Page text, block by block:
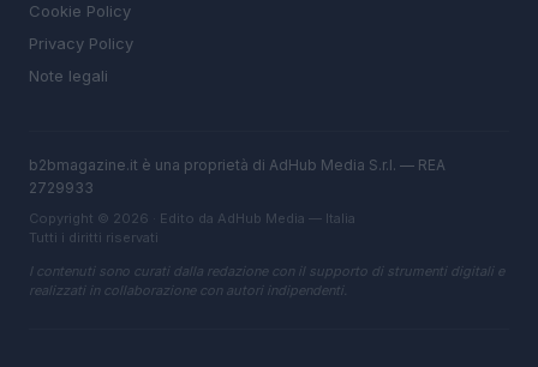
Cookie Policy
Privacy Policy
Note legali
b2bmagazine.it è una proprietà di AdHub Media S.r.l. — REA
2729933
Copyright © 2026 · Edito da AdHub Media — Italia
Tutti i diritti riservati
I contenuti sono curati dalla redazione con il supporto di strumenti digitali e
realizzati in collaborazione con autori indipendenti.